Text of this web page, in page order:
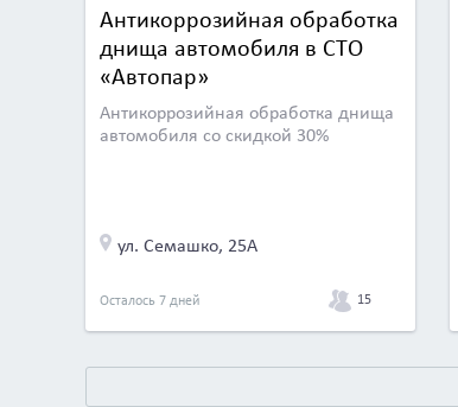
Антикоррозийная обработка
днища автомобиля в СТО
«Автопар»
Антикоррозийная обработка днища
автомобиля со скидкой 30%
ул. Семашко, 25А
Осталось 7 дней 15